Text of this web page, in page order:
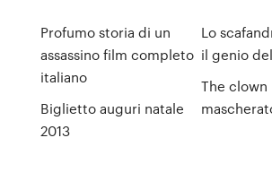
Profumo storia di un
assassino film completo
italiano
Biglietto auguri natale
2013
Lo
il genio
The